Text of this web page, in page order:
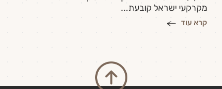
מקרקעי ישראל קובעת...
קרא עוד